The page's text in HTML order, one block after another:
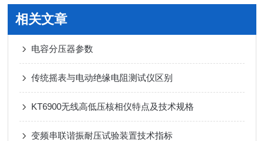
相关文章
电容分压器参数
传统摇表与电动绝缘电阻测试仪区别
KT6900无线高低压核相仪特点及技术规格
变频串联谐振耐压试验装置技术指标